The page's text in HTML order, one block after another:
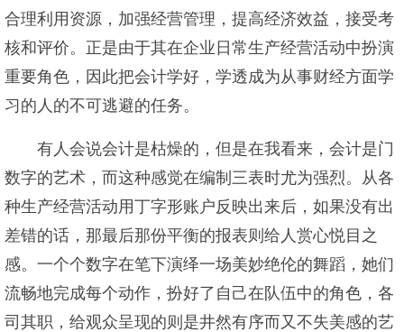
合理利用资源，加强经营管理，提高经济效益，接受考
核和评价。正是由于其在企业日常生产经营活动中扮演
重要角色，因此把会计学好，学透成为从事财经方面学
习的人的不可逃避的任务。
有人会说会计是枯燥的，但是在我看来，会计是门
数字的艺术，而这种感觉在编制三表时尤为强烈。从各
种生产经营活动用丁字形账户反映出来后，如果没有出
差错的话，那最后那份平衡的报表则给人赏心悦目之
感。一个个数字在笔下演绎一场美妙绝伦的舞蹈，她们
流畅地完成每个动作，扮好了自己在队伍中的角色，各
司其职，给观众呈现的则是井然有序而又不失美感的艺